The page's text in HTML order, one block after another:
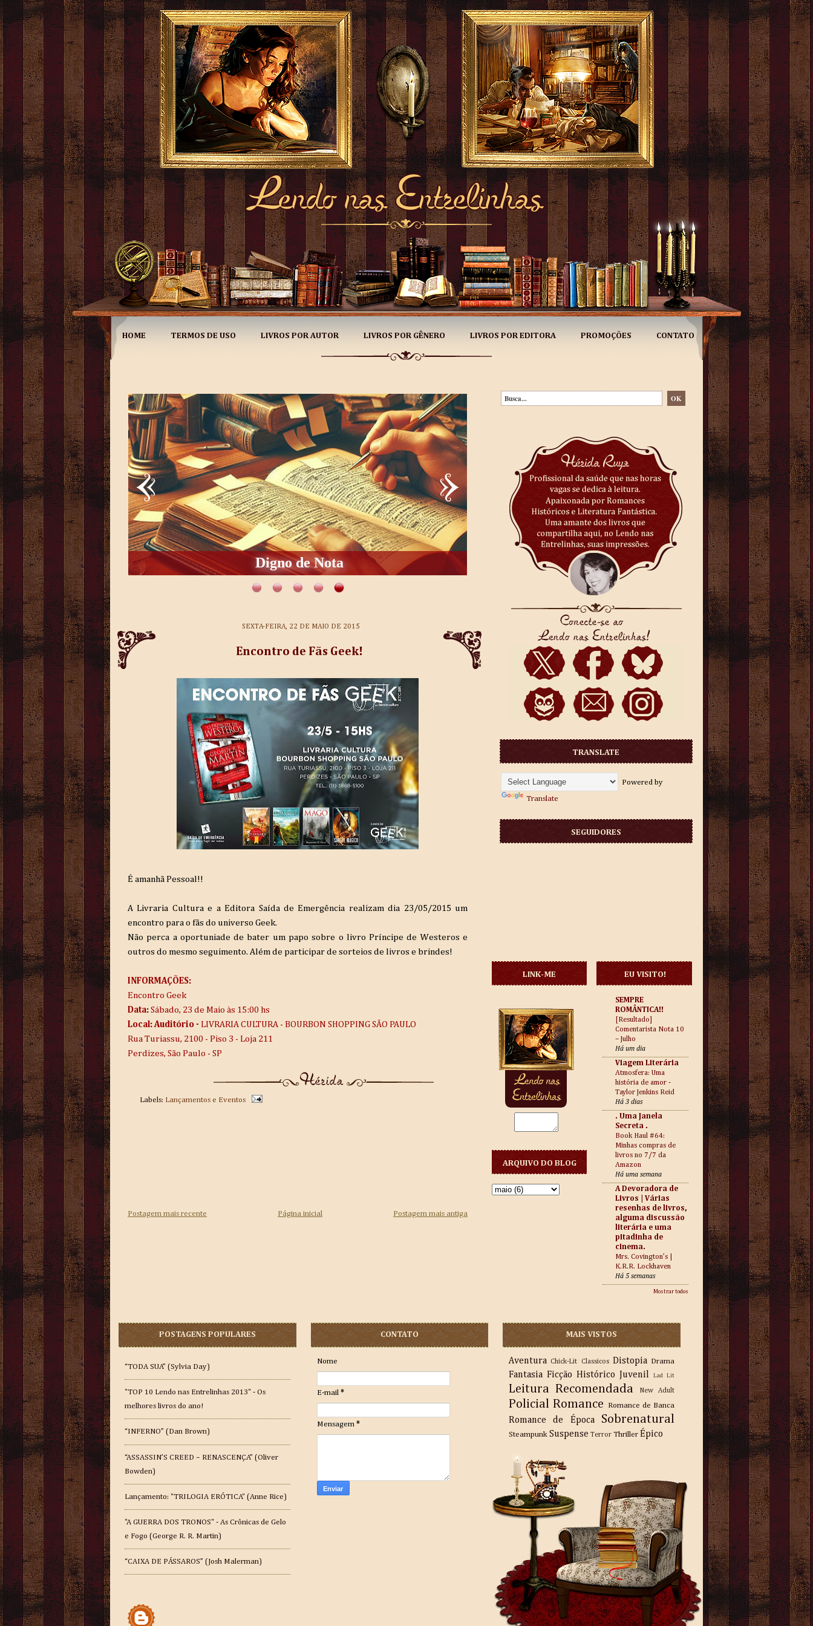
HOME TERMOS DE USO LIVROS POR AUTOR LIVROS POR GÊNERO LIVROS POR EDITORA PROMOÇÕES CONTATO
Digno de Nota
SEXTA-FEIRA, 22 DE MAIO DE 2015
Encontro de Fãs Geek!
É amanhã Pessoal!!
A Livraria Cultura e a Editora Saída de Emergência realizam dia 23/05/2015 um
encontro para o fãs do universo Geek.
Não perca a oportuniade de bater um papo sobre o livro Príncipe de Westeros e
outros do mesmo seguimento. Além de participar de sorteios de livros e brindes!
INFORMAÇÕES:
Encontro Geek
Data: Sábado, 23 de Maio às 15:00 hs
Local: Auditório - LIVRARIA CULTURA - BOURBON SHOPPING SÃO PAULO
Rua Turiassu, 2100 - Piso 3 - Loja 211
Perdizes, São Paulo - SP
Labels: Lançamentos e Eventos
Postagem mais recente Postagem mais antiga
Página inicial
TRANSLATE
Powered by
Translate
SEGUIDORES
LINK-ME
ARQUIVO DO BLOG
EU VISITO!
SEMPRE
ROMÂNTICA!!
[Resultado]
Comentarista Nota 10
– Julho
Há um dia
Viagem Literária
Atmosfera: Uma
história de amor -
Taylor Jenkins Reid
Há 3 dias
. Uma Janela
Secreta .
Book Haul #64:
Minhas compras de
livros no 7/7 da
Amazon
Há uma semana
A Devoradora de
Livros | Várias
resenhas de livros,
alguma discussão
literária e uma
pitadinha de
cinema.
Mrs. Covington’s |
K.R.R. Lockhaven
Há 5 semanas
Mostrar todos
POSTAGENS POPULARES
“TODA SUA” (Sylvia Day)
"TOP 10 Lendo nas Entrelinhas 2013" - Os
melhores livros do ano!
“INFERNO” (Dan Brown)
“ASSASSIN’S CREED – RENASCENÇA” (Oliver
Bowden)
Lançamento: "TRILOGIA ERÓTICA" (Anne Rice)
"A GUERRA DOS TRONOS" - As Crônicas de Gelo
e Fogo (George R. R. Martin)
“CAIXA DE PÁSSAROS” (Josh Malerman)
CONTATO
Nome
E-mail *
Mensagem *
MAIS VISTOS
Aventura Chick-Lit Classicos Distopia Drama
Fantasia Ficção Histórico Juvenil Lad Lit
Leitura Recomendada New Adult
Policial Romance Romance de Banca
Romance de Época Sobrenatural
Steampunk Suspense Terror Thriller Épico